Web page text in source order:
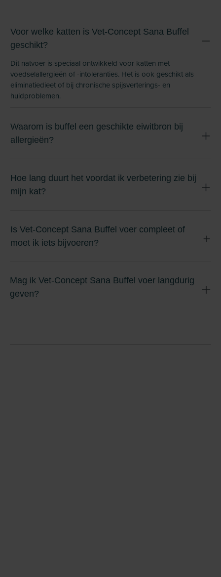
Voor welke katten is Vet-Concept Sana Buffel
geschikt?
Dit natvoer is speciaal ontwikkeld voor katten met
voedselallergieën of -intoleranties. Het is ook geschikt als
eliminatiedieet of bij chronische spijsverterings- en
huidproblemen.
Waarom is buffel een geschikte eiwitbron bij
allergieën?
Hoe lang duurt het voordat ik verbetering zie bij
mijn kat?
Is Vet-Concept Sana Buffel voer compleet of
moet ik iets bijvoeren?
Mag ik Vet-Concept Sana Buffel voer langdurig
geven?